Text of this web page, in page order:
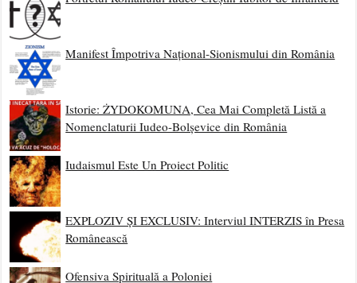
Manifest Împotriva Național-Sionismului din România
Istorie: ŻYDOKOMUNA, Cea Mai Completă Listă a
Nomenclaturii Iudeo-Bolșevice din România
Iudaismul Este Un Proiect Politic
EXPLOZIV ȘI EXCLUSIV: Interviul INTERZIS în Presa
Românească
Ofensiva Spirituală a Poloniei